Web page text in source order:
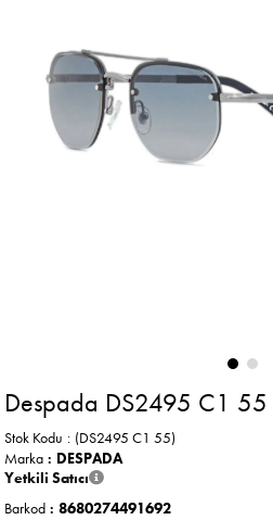
Despada DS2495 C1 55
(DS2495 C1 55)
Stok Kodu
Marka : DESPADA
Yetkili Satıcı
Barkod : 8680274491692